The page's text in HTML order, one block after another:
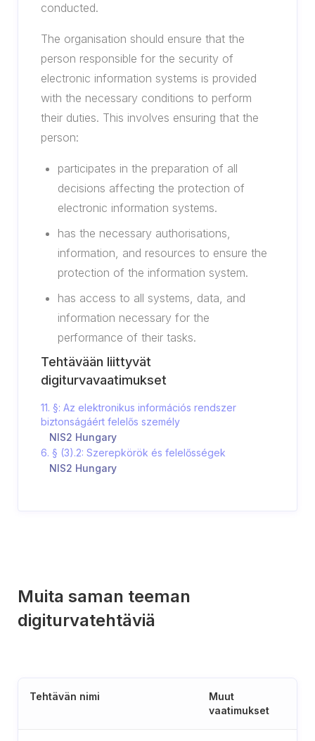
conducted.
The organisation should ensure that the
person responsible for the security of
electronic information systems is provided
with the necessary conditions to perform
their duties. This involves ensuring that the
person:
participates in the preparation of all
decisions affecting the protection of
electronic information systems.
has the necessary authorisations,
information, and resources to ensure the
protection of the information system.
has access to all systems, data, and
information necessary for the
performance of their tasks.
Tehtävään liittyvät
digiturvavaatimukset
11. §: Az elektronikus információs rendszer
biztonságáért felelős személy
NIS2 Hungary
6. § (3).2: Szerepkörök és felelősségek
NIS2 Hungary
Muita saman teeman
digiturvatehtäviä
Tehtävän nimi
Muut
vaatimukset